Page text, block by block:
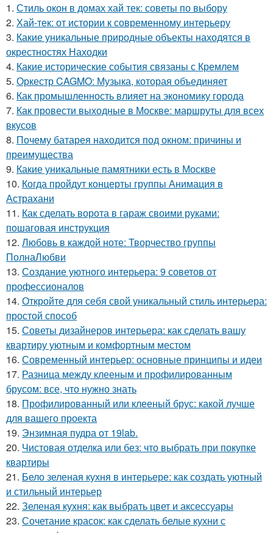
1. Стиль окон в домах хай тек: советы по выбору
2. Хай-тек: от истории к современному интерьеру
3. Какие уникальные природные объекты находятся в
окрестностях Находки
4. Какие исторические события связаны с Кремлем
5. Оркестр CAGMO: Музыка, которая объединяет
6. Как промышленность влияет на экономику города
7. Как провести выходные в Москве: маршруты для всех
вкусов
8. Почему батарея находится под окном: причины и
преимущества
9. Какие уникальные памятники есть в Москве
10. Когда пройдут концерты группы Анимация в
Астрахани
11. Как сделать ворота в гараж своими руками:
пошаговая инструкция
12. Любовь в каждой ноте: Творчество группы
ПолнаЛюбви
13. Создание уютного интерьера: 9 советов от
профессионалов
14. Откройте для себя свой уникальный стиль интерьера:
простой способ
15. Советы дизайнеров интерьера: как сделать вашу
квартиру уютным и комфортным местом
16. Современный интерьер: основные принципы и идеи
17. Разница между клееным и профилированным
брусом: все, что нужно знать
18. Профилированный или клееный брус: какой лучше
для вашего проекта
19. Энзимная пудра от 19lab.
20. Чистовая отделка или без: что выбрать при покупке
квартиры
21. Бело зеленая кухня в интерьере: как создать уютный
и стильный интерьер
22. Зеленая кухня: как выбрать цвет и аксессуары
23. Сочетание красок: как сделать белые кухни с